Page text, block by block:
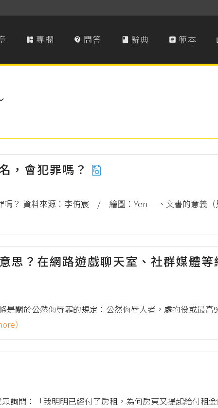
 專欄  問答  辭典  範本
，會犯罪嗎？
？ 資料來源：李侑宸 / 繪圖：Yen 一、文書的意義（
思？在網路遊戲聊天室、社群媒體
是關於公然侮辱罪的規定：公然侮辱人者，處拘役或最
）
詢問：「我明明已經付了房租，為何房東又提起給付租